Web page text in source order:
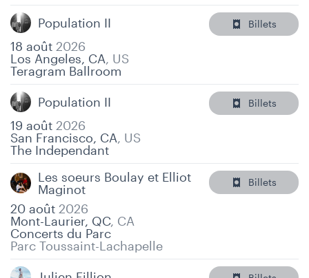
Population II
18 août 2026
Los Angeles, CA, US
Teragram Ballroom
Billets
Population II
19 août 2026
San Francisco, CA, US
The Independant
Billets
Les soeurs Boulay et Elliot
Maginot
20 août 2026
Mont-Laurier, QC, CA
Concerts du Parc
Parc Toussaint-Lachapelle
Billets